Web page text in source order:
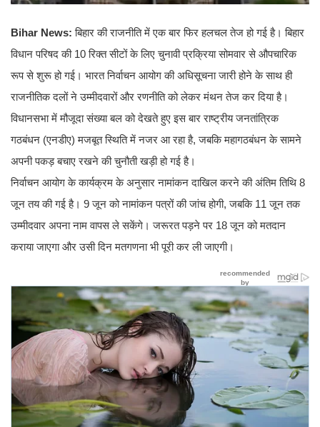
Bihar News:बिहार की राजनीति में एक बार फिर हलचल तेज हो गई है। बिहार
विधान परिषद की 10 रिक्त सीटों के लिए चुनावी प्रक्रिया सोमवार से औपचारिक
रूप से शुरू हो गई। भारत निर्वाचन आयोग की अधिसूचना जारी होने के साथ ही
राजनीतिक दलों ने उम्मीदवारों और रणनीति को लेकर मंथन तेज कर दिया है।
विधानसभा में मौजूदा संख्या बल को देखते हुए इस बार राष्ट्रीय जनतांत्रिक
गठबंधन (एनडीए) मजबूत स्थिति में नजर आ रहा है, जबकि महागठबंधन के सामने
अपनी पकड़ बचाए रखने की चुनौती खड़ी हो गई है।
निर्वाचन आयोग के कार्यक्रम के अनुसार नामांकन दाखिल करने की अंतिम तिथि 8
जून तय की गई है। 9 जून को नामांकन पत्रों की जांच होगी, जबकि 11 जून तक
उम्मीदवार अपना नाम वापस ले सकेंगे। जरूरत पड़ने पर 18 जून को मतदान
कराया जाएगा और उसी दिन मतगणना भी पूरी कर ली जाएगी।